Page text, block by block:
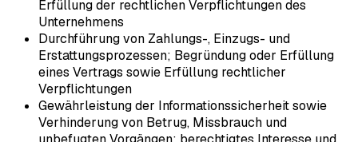
Erfüllung der rechtlichen Verpflichtungen des
Unternehmens
Durchführung von Zahlungs-, Einzugs- und
Erstattungsprozessen; Begründung oder Erfüllung
eines Vertrags sowie Erfüllung rechtlicher
Verpflichtungen
Gewährleistung der Informationssicherheit sowie
Verhinderung von Betrug, Missbrauch und